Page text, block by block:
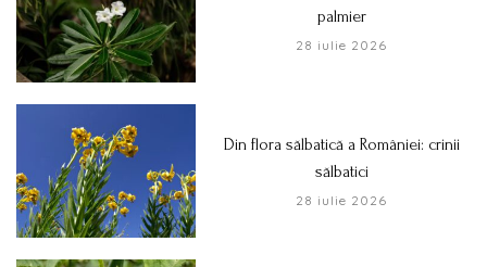
palmier
28 iulie 2026
Din flora sălbatică a României: crinii
sălbatici
28 iulie 2026